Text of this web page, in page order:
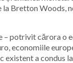
Bretton Woods,
– potrivit cărora o
economiile
existent a condus